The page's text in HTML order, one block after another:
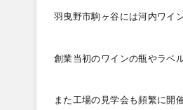
羽曳野市駒ヶ谷には河内ワイ
創業当初のワインの瓶やラベ
また工場の見学会も頻繁に開